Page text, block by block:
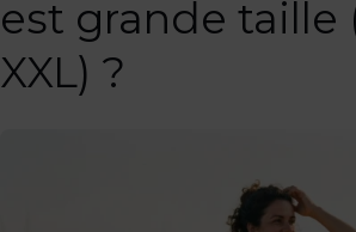
est grande taille
XXL) ?